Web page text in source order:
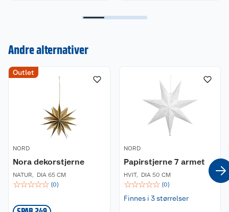
Andre alternativer
Outlet
NORD
Nora dekorstjerne
NATUR, DIA 65 CM
☆☆☆☆☆ (0)
NORD
Papirstjerne 7 armet
HVIT, DIA 50 CM
☆☆☆☆☆ (0)
Finnes i 3 størrelser
Om oss
Våre butikker
Våre merkevarer
Coop kjeder
Kundeservice
Kontakt oss
Angre- og returrett
Reklamasjon og garanti
Ofte stilte spørsmål
Betalingsalternativer